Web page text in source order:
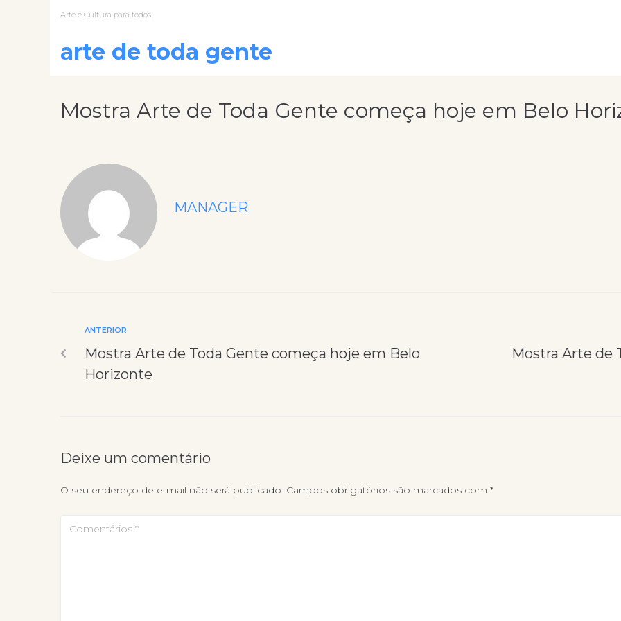
Arte e Cultura para todos
arte de toda gente
Mostra Arte de Toda Gente começa hoje em Belo
MANAGER
ANTERIOR
Mostra Arte de Toda Gente começa hoje em Belo
Horizonte
Mostra Arte de
Deixe um comentário
O seu endereço de e-mail não será publicado. Campos obrigatórios são marcados com *